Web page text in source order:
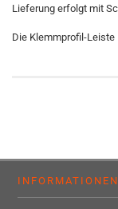
Lieferung erfolgt mit
Die Klemmprofil-
INFORMATIONEN